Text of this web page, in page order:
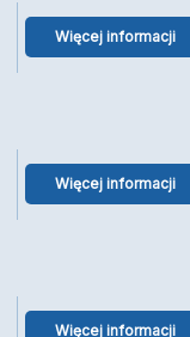
Więcej informacji
Więcej informacji
Więcej informacji